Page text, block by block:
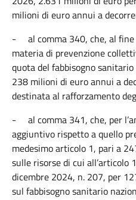
milioni di euro annui a
- al comma 340, che, al
materia di prevenzione
quota del fabbisogno
238 milioni di euro annui a
destinata al rafforzamento
- al comma 341, che, per
aggiuntivo rispetto a quello
medesimo articolo 1, pari a
sulle risorse di cui all’articolo
dicembre 2024, n. 207, per
sul fabbisogno sanitario